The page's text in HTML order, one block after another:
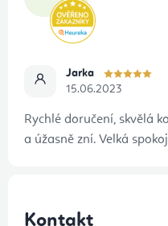
Jarka
15.06.2023
Rychlé doručení, skvělá
a úžasně zní. Velká
Kontakt